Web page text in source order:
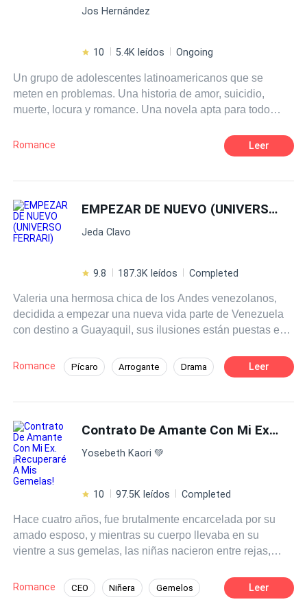
de su hijo. Quién hubiera pensado que detrás de todo,
problemas complicados.
Jos Hernández
10 5.4K leídos Ongoing
Un grupo de adolescentes latinoamericanos que se
meten en problemas. Una historia de amor, suicidio,
muerte, locura y romance. Una novela apta para todo
Romance Leer
EMPEZAR DE NUEVO (UNIVERSO FERRARI)
Jeda Clavo
9.8 187.3K leídos Completed
Valeria una hermosa chica de los Andes venezolanos,
decidida a empezar una nueva vida parte de Venezuela
con destino a Guayaquil, sus ilusiones están puestas en
prometedor. Empezó a trabajar en el Hotel Guayaquil
Resort, donde conoce a Lucca Rocco, un millonario
nunca es como te la imaginas...
Romance Pícaro Arrogante Drama
Embarazo
Leer
Contrato De Amante Con Mi Ex. ¡Recuperaré A Mis Gemelas!
Yosebeth Kaori 💚
10 97.5K leídos Completed
Hace cuatro años, fue brutalmente encarcelada por su
amado esposo, y mientras su cuerpo llevaba en su
vientre a sus gemelas, las niñas nacieron entre rejas,
Cuatro años después, al recuperar su libertad, se
enfrenta a una realidad desgarradora: ¡Su millonaria
Romance CEO Niñera Gemelos Leer